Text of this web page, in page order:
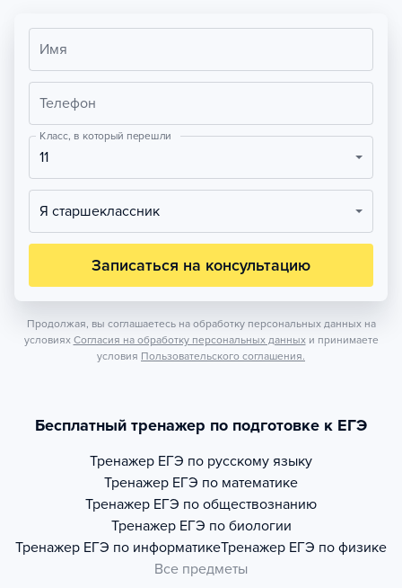
Имя
Телефон
Класс, в который перешли
11
Я старшеклассник
Записаться на консультацию
Продолжая, вы соглашаетесь на обработку персональных данных на
условиях Согласия на обработку персональных данных и принимаете
условия Пользовательского соглашения.
Бесплатный тренажер по подготовке к ЕГЭ
Тренажер ЕГЭ по русскому языку
Тренажер ЕГЭ по математике
Тренажер ЕГЭ по обществознанию
Тренажер ЕГЭ по биологии
Тренажер ЕГЭ по информатикеТренажер ЕГЭ по физике
Все предметы